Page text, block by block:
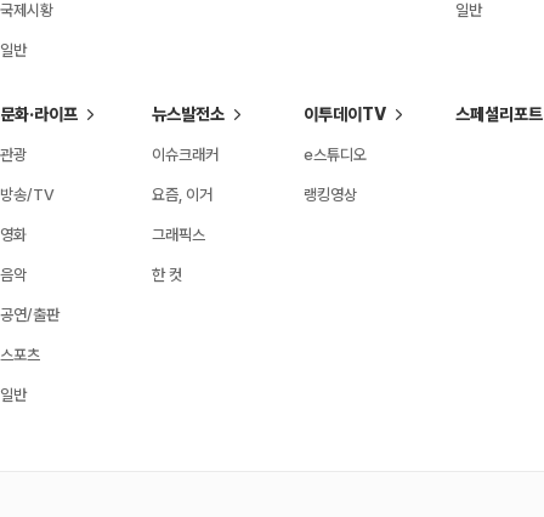
국제시황
일반
일반
문화·라이프
관광
방송/TV
영화
음악
공연/출판
스포츠
일반
뉴스발전소
이슈크래커
요즘, 이거
그래픽스
한 컷
이투데이TV
e스튜디오
랭킹영상
스페셜리포트